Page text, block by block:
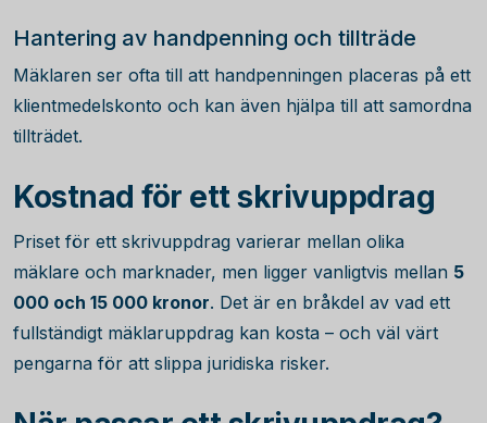
Hantering av handpenning och tillträde
Mäklaren ser ofta till att handpenningen placeras på ett
klientmedelskonto och kan även hjälpa till att samordna
tillträdet.
Kostnad för ett skrivuppdrag
Priset för ett skrivuppdrag varierar mellan olika
mäklare och marknader, men ligger vanligtvis mellan 5
000 och 15 000 kronor. Det är en bråkdel av vad ett
fullständigt mäklaruppdrag kan kosta – och väl värt
pengarna för att slippa juridiska risker.